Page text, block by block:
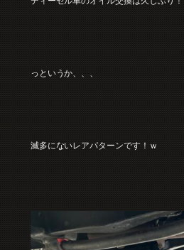
っというか、、、
滅多にないレアパターンです！ｗ